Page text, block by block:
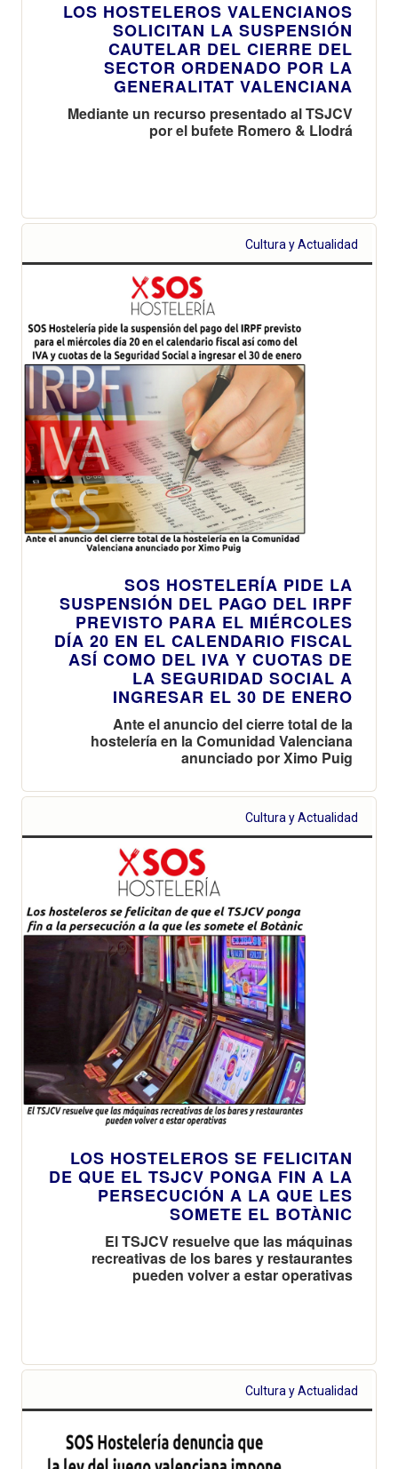
LOS HOSTELEROS VALENCIANOS
SOLICITAN LA SUSPENSIÓN
CAUTELAR DEL CIERRE DEL
SECTOR ORDENADO POR LA
GENERALITAT VALENCIANA
Mediante un recurso presentado al TSJCV
por el bufete Romero & Llodrá
Cultura y Actualidad
SOS HOSTELERÍA PIDE LA
SUSPENSIÓN DEL PAGO DEL IRPF
PREVISTO PARA EL MIÉRCOLES
DÍA 20 EN EL CALENDARIO FISCAL
ASÍ COMO DEL IVA Y CUOTAS DE
LA SEGURIDAD SOCIAL A
INGRESAR EL 30 DE ENERO
Ante el anuncio del cierre total de la
hostelería en la Comunidad Valenciana
anunciado por Ximo Puig
Cultura y Actualidad
LOS HOSTELEROS SE FELICITAN
DE QUE EL TSJCV PONGA FIN A LA
PERSECUCIÓN A LA QUE LES
SOMETE EL BOTÀNIC
El TSJCV resuelve que las máquinas
recreativas de los bares y restaurantes
pueden volver a estar operativas
Cultura y Actualidad